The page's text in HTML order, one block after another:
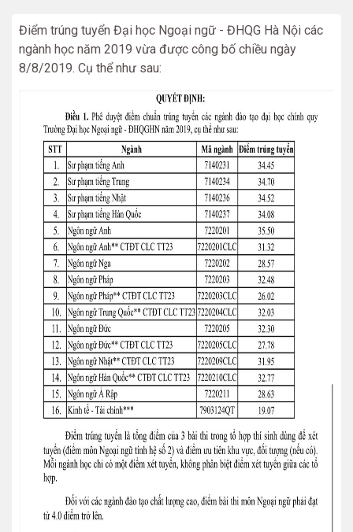
Điểm trúng tuyển Đại học Ngoại ngữ - ĐHQG Hà Nội các
ngành học năm 2019 vừa được công bố chiều ngày
8/8/2019. Cụ thể như sau: